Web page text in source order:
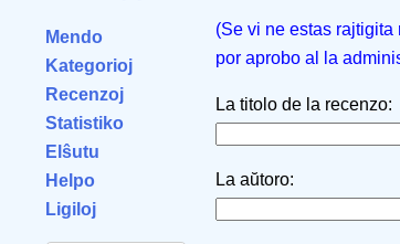
Mendo
Kategorioj
Recenzoj
Statistiko
Elŝutu
Helpo
Ligiloj
(Se vi ne estas
por aprobo al la
La titolo de la recenzo:
La aŭtoro: